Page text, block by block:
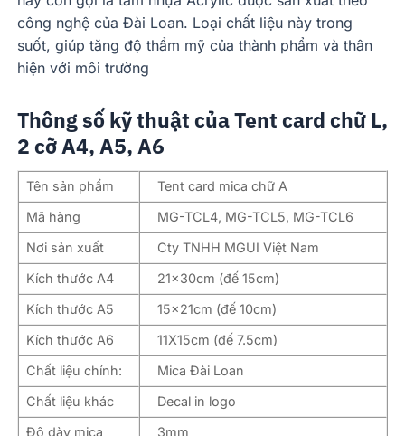
công nghệ của Đài Loan. Loại chất liệu này trong
suốt, giúp tăng độ thẩm mỹ của thành phẩm và thân
hiện với môi trường
Thông số kỹ thuật của Tent card chữ L,
2 cỡ A4, A5, A6
Tên sản phẩm
Tent card mica chữ A
Mã hàng
MG-TCL4, MG-TCL5, MG-TCL6
Nơi sản xuất
Cty TNHH MGUI Việt Nam
Kích thước A4
21x30cm (đế 15cm)
Kích thước A5
15x21cm (đế 10cm)
Kích thước A6
11X15cm (đế 7.5cm)
Chất liệu chính:
Mica Đài Loan
Chất liệu khác
Decal in logo
Độ dày mica
3mm